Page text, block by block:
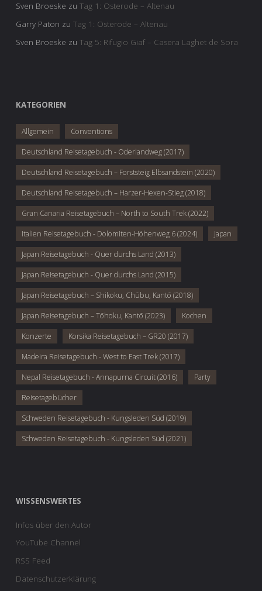
Sven Broeske zu Tag 1: Osterode – Altenau
Garry Paton zu Tag 1: Osterode – Altenau
Sven Broeske zu Tag 5: Rifugio Giaf – Casera Laghet de Sora
KATEGORIEN
Allgemein Conventions
Deutschland Reisetagebuch - Oderlandweg (2017)
Deutschland Reisetagebuch – Forststeig Elbsandstein (2020)
Deutschland Reisetagebuch – Harzer-Hexen-Stieg (2018)
Gran Canaria Reisetagebuch – North to South Trek (2022)
Italien Reisetagebuch - Dolomiten-Höhenweg 6 (2024) Japan
Japan Reisetagebuch - Quer durchs Land (2013)
Japan Reisetagebuch - Quer durchs Land (2015)
Japan Reisetagebuch – Shikoku, Chūbu, Kantō (2018)
Japan Reisetagebuch – Tōhoku, Kantō (2023) Kochen
Konzerte Korsika Reisetagebuch – GR20 (2017)
Madeira Reisetagebuch - West to East Trek (2017)
Nepal Reisetagebuch - Annapurna Circuit (2016) Party
Reisetagebücher
Schweden Reisetagebuch - Kungsleden Süd (2019)
Schweden Reisetagebuch - Kungsleden Süd (2021)
WISSENSWERTES
Infos über den Autor
YouTube Channel
RSS Feed
Datenschutzerklärung